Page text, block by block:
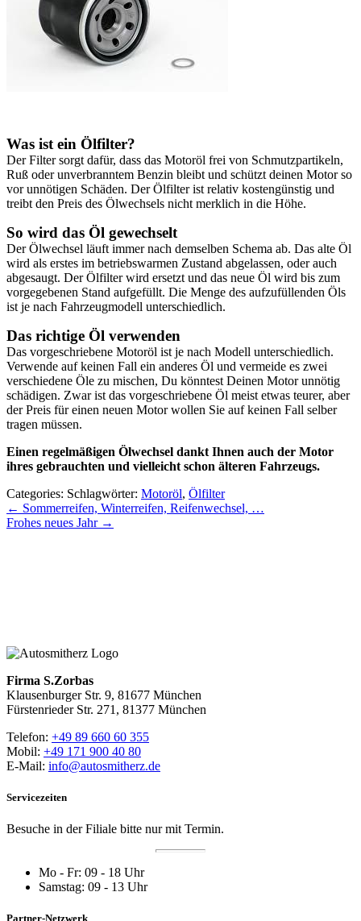
Was ist ein Ölfilter?
Der Filter sorgt dafür, dass das Motoröl frei von Schmutzpartikeln,
Ruß oder unverbranntem Benzin bleibt und schützt deinen Motor so
vor unnötigen Schäden. Der Ölfilter ist relativ kostengünstig und
treibt den Preis des Ölwechsels nicht merklich in die Höhe.
So wird das Öl gewechselt
Der Ölwechsel läuft immer nach demselben Schema ab. Das alte Öl
wird als erstes im betriebswarmen Zustand abgelassen, oder auch
abgesaugt. Der Ölfilter wird ersetzt und das neue Öl wird bis zum
vorgegebenen Stand aufgefüllt. Die Menge des aufzufüllenden Öls
ist je nach Fahrzeugmodell unterschiedlich.
Das richtige Öl verwenden
Das vorgeschriebene Motoröl ist je nach Modell unterschiedlich.
Verwende auf keinen Fall ein anderes Öl und vermeide es zwei
verschiedene Öle zu mischen, Du könntest Deinen Motor unnötig
schädigen. Zwar ist das vorgeschriebene Öl meist etwas teurer, aber
der Preis für einen neuen Motor wollen Sie auf keinen Fall selber
tragen müssen.
Einen regelmäßigen Ölwechsel dankt Ihnen auch der Motor
ihres gebrauchten und vielleicht schon älteren Fahrzeugs.
Categories: Schlagwörter: Motoröl, Ölfilter
Beitragsnavigation
← Sommerreifen, Winterreifen, Reifenwechsel, …
Frohes neues Jahr →
Firma S.Zorbas
Klausenburger Str. 9, 81677 München
Fürstenrieder Str. 271, 81377 München
Telefon: +49 89 660 60 355
Mobil: +49 171 900 40 80
E-Mail: info@autosmitherz.de
Servicezeiten
Besuche in der Filiale bitte nur mit Termin.
Mo - Fr: 09 - 18 Uhr
Samstag: 09 - 13 Uhr
Partner-Netzwerk